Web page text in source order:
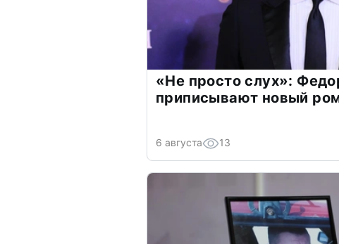
«Не просто слух»:
приписывают новый
6 августа 13